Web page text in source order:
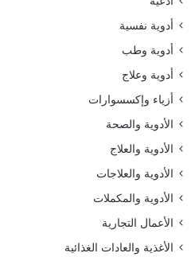
أدوية نفسية
أدوية وطب
أدوية وعلاج
أزياء وإكسسوارات
الأدوية والصحة
الأدوية والعلاج
الأدوية والعلاجات
الأدوية والمكملات
الأعمال التجارية
الأغذية والعادات الغذائية